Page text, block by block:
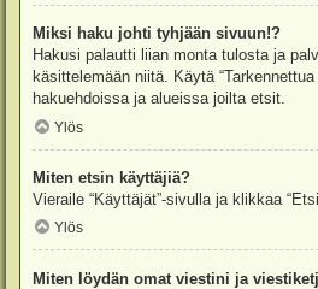
Miksi haku johti tyhjään sivuun!?
Hakusi palautti liian monta tulosta ja
käsittelemään niitä. Käytä
hakuehdoissa ja alueissa joilta etsit.
Ylös
Miten etsin käyttäjiä?
Vieraile “Käyttäjät”-sivulla ja klikkaa
Ylös
Miten löydän omat viestini ja